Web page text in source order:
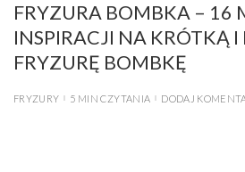
FRYZURA BOMBKA – 16
INSPIRACJI NA KRÓTKĄ
FRYZURĘ BOMBKĘ
FRYZURY 5 MIN CZYTANIA DODAJ